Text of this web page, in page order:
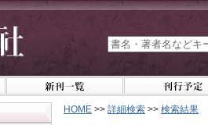
HOME >> 詳細検索 >> 検索結果